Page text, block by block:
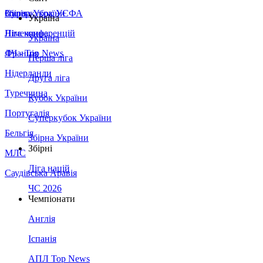
Збірна України
Італія
Німеччина
Франція
Нідерланди
Туреччина
Португалія
Бельгія
МЛС
Саудівська Аравія
Суперкубок УЄФА
Ліга конференцій
ЛЧ - Top News
Україна
Україна
Перша ліга
Друга ліга
Кубок України
Суперкубок України
Збірна України
Збірні
Ліга націй
ЧС 2026
Чемпіонати
Англія
Іспанія
АПЛ Top News